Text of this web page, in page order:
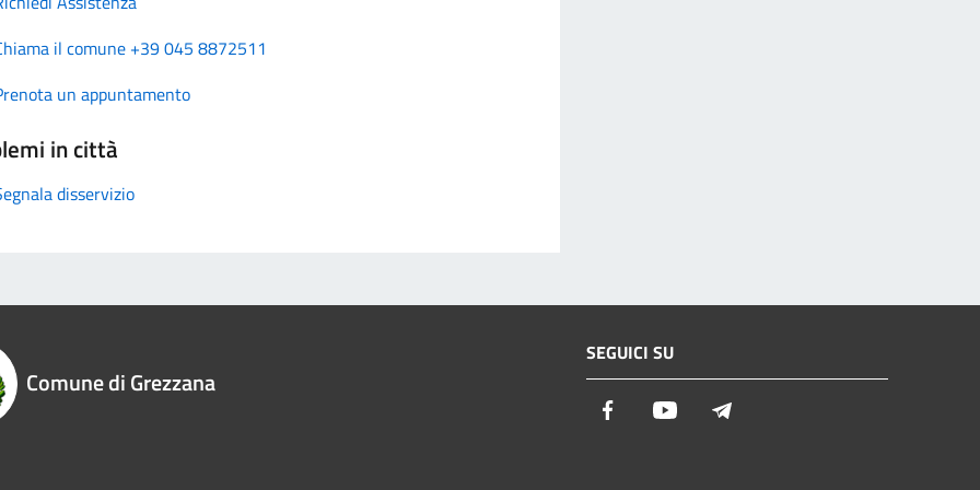
il comune +39 045 8872511
un appuntamento
in città
disservizio
Comune di Grezzana
SEGUICI SU
Facebook Youtube